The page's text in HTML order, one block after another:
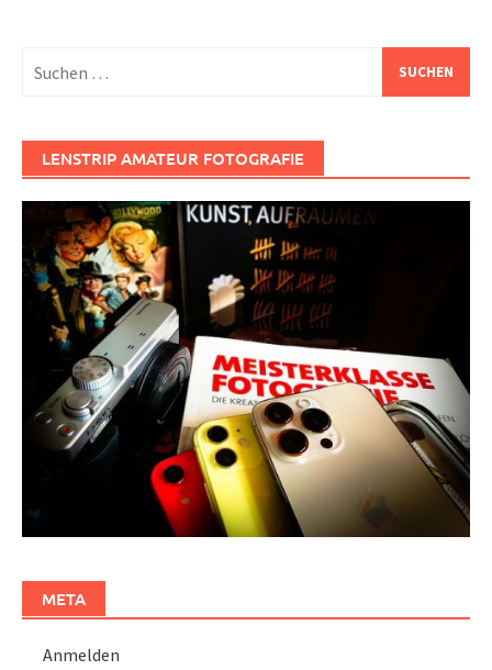
nach:
LENSTRIP AMATEUR FOTOGRAFIE
META
Anmelden